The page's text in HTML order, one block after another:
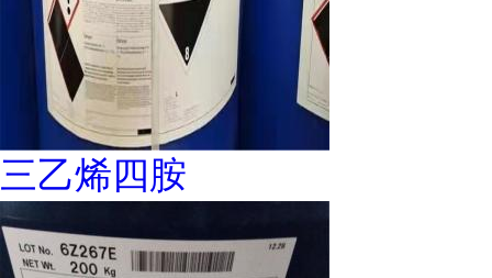
三乙烯四胺